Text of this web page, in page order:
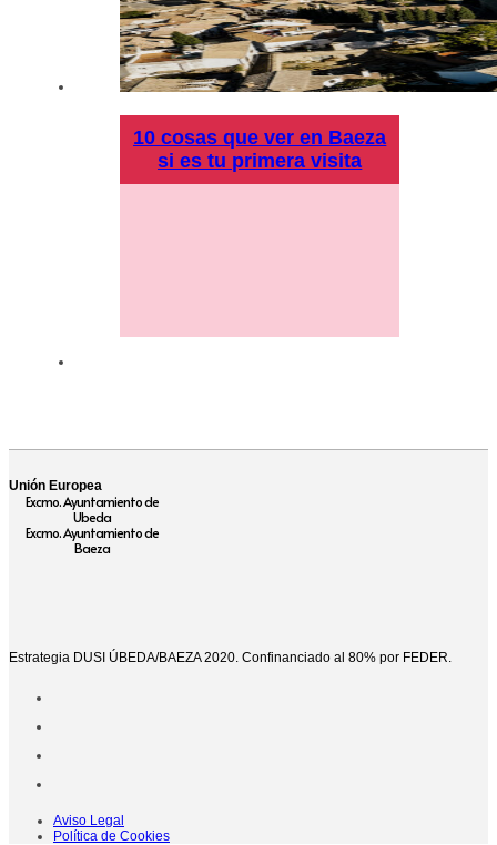
10 cosas que ver en Baeza
si es tu primera visita
Unión Europea
Excmo. Ayuntamiento de
Ubeda
Excmo. Ayuntamiento de
Baeza
Estrategia DUSI ÚBEDA/BAEZA 2020. Confinanciado al 80% por FEDER.
Aviso Legal
Política de Cookies